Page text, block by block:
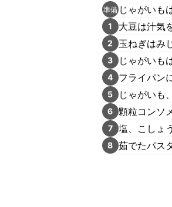
準備 じゃがいも
1 大豆は汁気
2 玉ねぎはみ
3 じゃがいも
4 フライパン
5 じゃがいも
6 顆粒コンソ
7 塩、こしょ
8 茹でたパス